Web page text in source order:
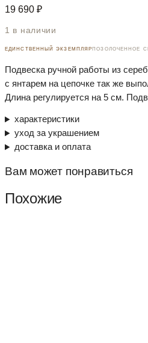
19 690 ₽
1 в наличии
единственный экземплярпозолоченное
Подвеска ручной работы из
с янтарем на цепочке так же
Длина регулируется на 5 см.
характеристики
уход за украшением
доставка и оплата
Вам может понравиться
Похожие